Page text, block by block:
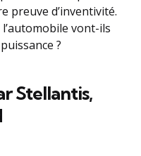
preuve d’inventivité.
vont-ils
?
Stellantis,